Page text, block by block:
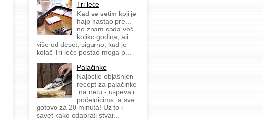
Tri leće
Kad se setim koji je
hajp nastao pre...
ne znam sada već
koliko godina, ali
više od deset, sigurno, kad je
kolač Tri leće postao mega p...
Palačinke
Najbolje objašnjen
recept za palačinke
na netu - uspeva i
početnicima, a sve
gotovo za 20 minuta! Uz to i
savet kako odabrati stvar...